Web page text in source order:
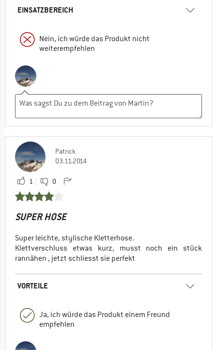
EINSATZBEREICH
Nein, ich würde das Produkt nicht
weiterempfehlen
Patrick
03.11.2014
1 0
SUPER HOSE
Super leichte, stylische Kletterhose.
Klettverschluss etwas kurz, musst noch ein stück
rannähen , jetzt schliesst sie perfekt
VORTEILE
Ja, ich würde das Produkt einem Freund
empfehlen